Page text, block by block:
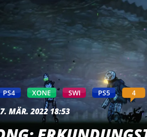
PS4 XONE SWI PS5 4
MÄR. 2022 18:53